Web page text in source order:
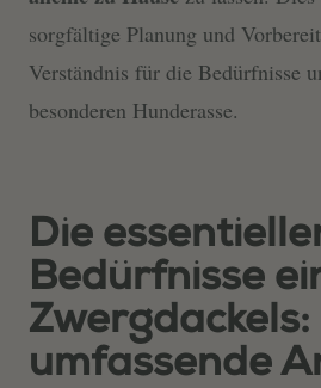
sorgfältige Planung und
Verständnis für die Bedürfnisse
besonderen Hunderasse.
Die
Bedürfnisse
Zwergdackels:
umfassende